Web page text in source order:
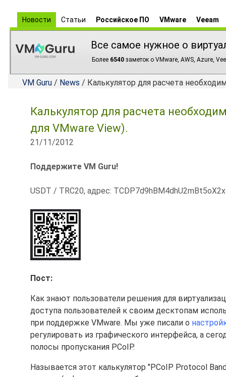
Новости Статьи Российское ПО VMware Veeam
Все самое нужное о
Более 6540 заметок о VMware, AWS, Azure,
VM Guru / News / Калькулятор для расчета
Калькулятор для расчета
для VMware View).
21/11/2012
Поддержите VM Guru!
USDT / TRC20, адрес:
Пост:
Как знают пользователи решения для
доступа пользователей к своим десктопам
при поддержке VMware. Мы уже писали о
регулировать из графического интерфейса, а
полосы пропускания PCoIP.
Называется этот калькулятор "PCoIP Protocol